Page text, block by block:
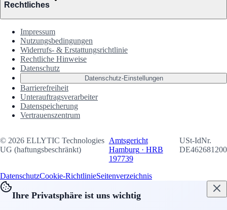
Rechtliches
Impressum
Nutzungsbedingungen
Widerrufs- & Erstattungsrichtlinie
Rechtliche Hinweise
Datenschutz
Datenschutz-Einstellungen
Barrierefreiheit
Unterauftrags­verarbeiter
Datenspeicherung
Vertrauenszentrum
© 2026 ELLYTIC Technologies
UG (haftungsbeschränkt)
Amtsgericht
Hamburg· HRB
197739
USt-IdNr.
DE462681200
DatenschutzCookie-RichtlinieSeitenverzeichnis
Ihre Privatsphäre ist uns wichtig